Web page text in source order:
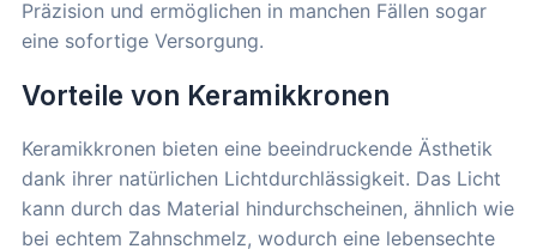
Präzision und ermöglichen in manchen Fällen sogar
eine sofortige Versorgung.
Vorteile von Keramikkronen
Keramikkronen bieten eine beeindruckende Ästhetik
dank ihrer natürlichen Lichtdurchlässigkeit. Das Licht
kann durch das Material hindurchscheinen, ähnlich wie
bei echtem Zahnschmelz, wodurch eine lebensechte